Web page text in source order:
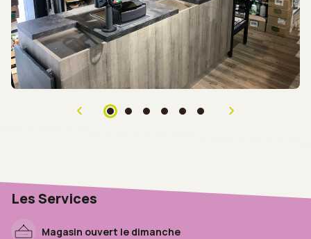
Les Services
Magasin ouvert le dimanche